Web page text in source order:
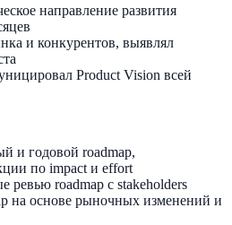
направление развития
и конкурентов, выявлял
Product Vision всей
и годовой roadmap,
по impact и effort
ревью roadmap с stakeholders
на основе рыночных изменений и